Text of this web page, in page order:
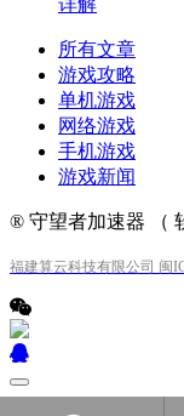
详解
所有文章
游戏攻略
单机游戏
网络游戏
手机游戏
游戏新闻
® 守望者加速器 （
福建算云科技有限公司 闽